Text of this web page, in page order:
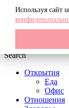
Menu
Search
Открытия
Еда
Офис
Отношения
Используя сайт